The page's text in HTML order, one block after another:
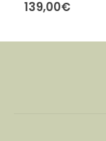
139,00€